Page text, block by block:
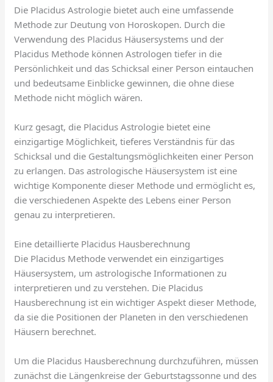
Die Placidus Astrologie bietet auch eine umfassende
Methode zur Deutung von Horoskopen. Durch die
Verwendung des Placidus Häusersystems und der
Placidus Methode können Astrologen tiefer in die
Persönlichkeit und das Schicksal einer Person eintauchen
und bedeutsame Einblicke gewinnen, die ohne diese
Methode nicht möglich wären.
Kurz gesagt, die Placidus Astrologie bietet eine
einzigartige Möglichkeit, tieferes Verständnis für das
Schicksal und die Gestaltungsmöglichkeiten einer Person
zu erlangen. Das astrologische Häusersystem ist eine
wichtige Komponente dieser Methode und ermöglicht es,
die verschiedenen Aspekte des Lebens einer Person
genau zu interpretieren.
Eine detaillierte Placidus Hausberechnung
Die Placidus Methode verwendet ein einzigartiges
Häusersystem, um astrologische Informationen zu
interpretieren und zu verstehen. Die Placidus
Hausberechnung ist ein wichtiger Aspekt dieser Methode,
da sie die Positionen der Planeten in den verschiedenen
Häusern berechnet.
Um die Placidus Hausberechnung durchzuführen, müssen
zunächst die Längenkreise der Geburtstagssonne und des